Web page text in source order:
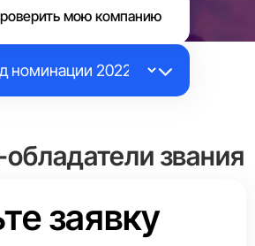
мою компанию
звания
Аналитического центра в каждой
заявку